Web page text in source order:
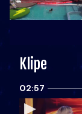
Klipe
02:57